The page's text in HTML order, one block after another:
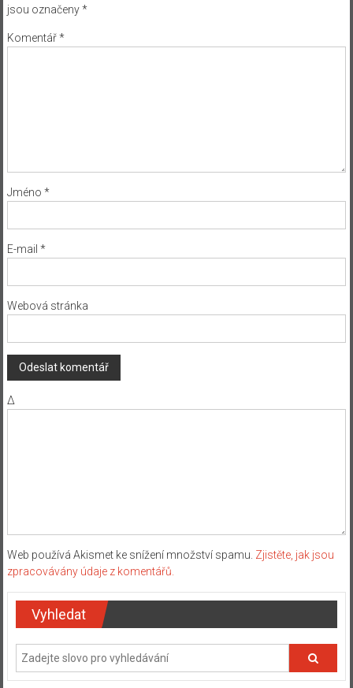
jsou označeny*
Komentář*
Jméno *
E-mail *
Webová stránka
Δ
Web používá Akismet ke snížení množství spamu. Zjistěte, jak jsou
zpracovávány údaje z komentářů.
Vyhledat